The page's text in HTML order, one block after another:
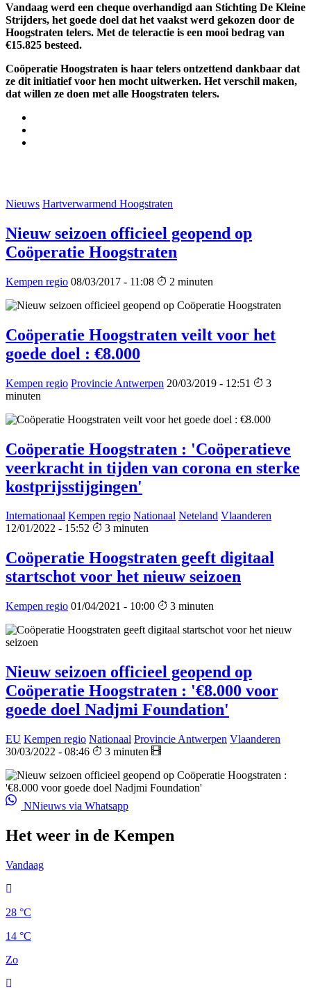
Vandaag werd een cheque overhandigd aan Stichting De Kleine
Strijders, het goede doel dat het vaakst werd gekozen door de
Hoogstraten telers. Met de teleractie is een mooi bedrag van
€15.825 besteed.
Coöperatie Hoogstraten is haar telers ontzettend dankbaar dat
ze dit initiatief voor hen mocht uitwerken. Het verschil maken,
dat willen ze doen met alle Hoogstraten telers.
Nieuws Hartverwarmend Hoogstraten
Nieuw seizoen officieel geopend op
Coöperatie Hoogstraten
Kempen regio 08/03/2017 - 11:08 2 minuten
Coöperatie Hoogstraten veilt voor het
goede doel : €8.000
Kempen regio Provincie Antwerpen 20/03/2019 - 12:51
3
minuten
Coöperatie Hoogstraten : 'Coöperatieve
veerkracht in tijden van corona en sterke
kostprijsstijgingen'
Internationaal Kempen regio Nationaal Neteland Vlaanderen
12/01/2022 - 15:52
3 minuten
Coöperatie Hoogstraten geeft digitaal
startschot voor het nieuw seizoen
Kempen regio 01/04/2021 - 10:00 3 minuten
Nieuw seizoen officieel geopend op
Coöperatie Hoogstraten : '€8.000 voor
goede doel Nadjmi Foundation'
EU Kempen regio Nationaal Provincie Antwerpen Vlaanderen
30/03/2022 - 08:46
3 minuten
NNieuws via Whatsapp
Het weer in de Kempen
Vandaag
28 °C
14 °C
Zo